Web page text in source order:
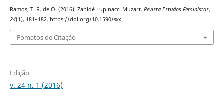
Ramos, T. R. de O. (2016). Zahidé Lupinacci Muzart. Revista Estudos Feministas,
24(1), 181–182. https://doi.org/10.1590/%x
Fomatos de Citação
Edição
v. 24 n. 1 (2016)